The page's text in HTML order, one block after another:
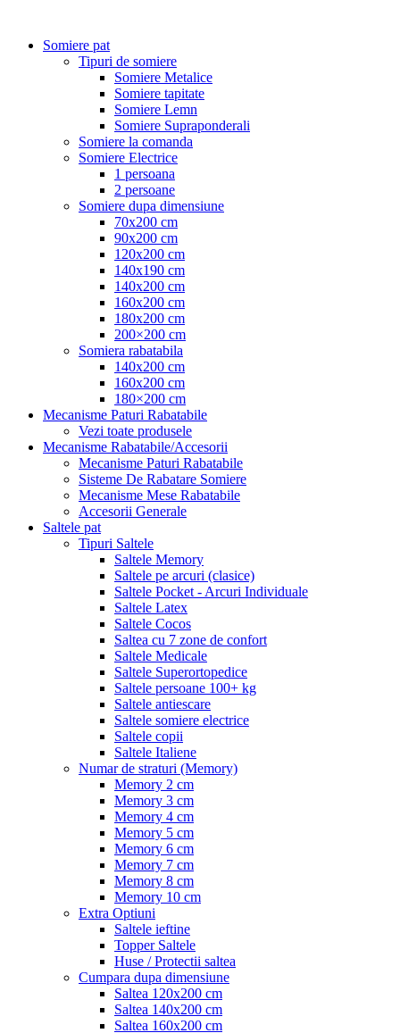
Somiere pat
Tipuri de somiere
Somiere Metalice
Somiere tapitate
Somiere Lemn
Somiere Supraponderali
Somiere la comanda
Somiere Electrice
1 persoana
2 persoane
Somiere dupa dimensiune
70x200 cm
90x200 cm
120x200 cm
140x190 cm
140x200 cm
160x200 cm
180x200 cm
200×200 cm
Somiera rabatabila
140x200 cm
160x200 cm
180×200 cm
Mecanisme Paturi Rabatabile
Vezi toate produsele
Mecanisme Rabatabile/Accesorii
Mecanisme Paturi Rabatabile
Sisteme De Rabatare Somiere
Mecanisme Mese Rabatabile
Accesorii Generale
Saltele pat
Tipuri Saltele
Saltele Memory
Saltele pe arcuri (clasice)
Saltele Pocket - Arcuri Individuale
Saltele Latex
Saltele Cocos
Saltea cu 7 zone de confort
Saltele Medicale
Saltele Superortopedice
Saltele persoane 100+ kg
Saltele antiescare
Saltele somiere electrice
Saltele copii
Saltele Italiene
Numar de straturi (Memory)
Memory 2 cm
Memory 3 cm
Memory 4 cm
Memory 5 cm
Memory 6 cm
Memory 7 cm
Memory 8 cm
Memory 10 cm
Extra Optiuni
Saltele ieftine
Topper Saltele
Huse / Protectii saltea
Cumpara dupa dimensiune
Saltea 120x200 cm
Saltea 140x200 cm
Saltea 160x200 cm